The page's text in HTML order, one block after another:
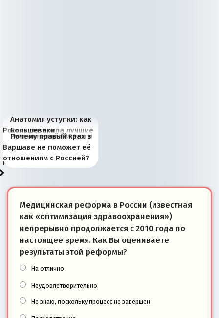
Анатомия уступки: как
Россия потеряла лучшие
рыбопромысловые
районы Баренцева
моря
Большевики
отличаются от «Яблока»
тем, что они -
победители
Киевская марионетка
Запада рассказала о
«переобувании» хозяев
В России назрели
перемены: 15 шагов к
суверенной экономике
Миграционный пожар
Европы
Россия начинает
сбрасывать балласт
Анкориджа
Россия зимой 1904
года: первые уступки во
внутренней политике
Русская нация вчера и
сегодня
Почему правый крах в
Варшаве не поможет её
отношениям с Россией?
Медицинская реформа в России (известная
как «оптимизация здравоохранения»)
непрерывно продолжается с 2010 года по
настоящее время. Как Вы оцениваете
результаты этой реформы?
На отлично
Неудовлетворительно
Не знаю, поскольку процесс не завершён